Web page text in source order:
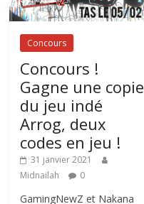
Concours
Concours !
Gagne une copie
du jeu indé
Arrog, deux
codes en jeu !
31 janvier 2021
Midnailah
0
GamingNewZ et Nakana